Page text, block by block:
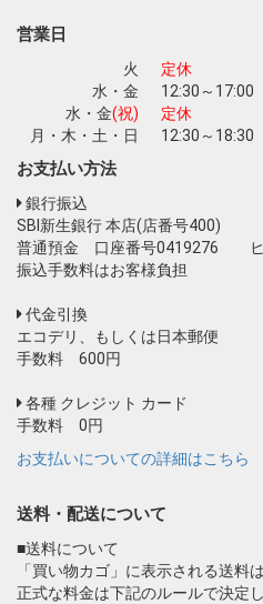
営業日
火
定休
水・金
12:30～17:00
水・金(祝)
定休
月・木・土・日
12:30～18:30
お支払い方法
銀行振込
SBI新生銀行 本店(店番号400)
普通預金 口座番号0419276
振込手数料はお客様負担
代金引換
エコデリ、もしくは日本郵便
手数料 600円
各種 クレジット カード
手数料 0円
お支払いについての詳細はこちら
送料・配送について
■送料について
「買い物カゴ」に表示される送料
正式な料金は下記のルールで決定